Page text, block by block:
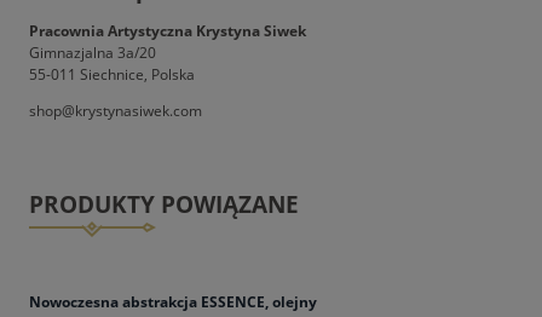
Pracownia Artystyczna Krystyna Siwek
Gimnazjalna 3a/20
55-011 Siechnice, Polska
shop@krystynasiwek.com
PRODUKTY POWIĄZANE
Nowoczesna abstrakcja ESSENCE, olejny